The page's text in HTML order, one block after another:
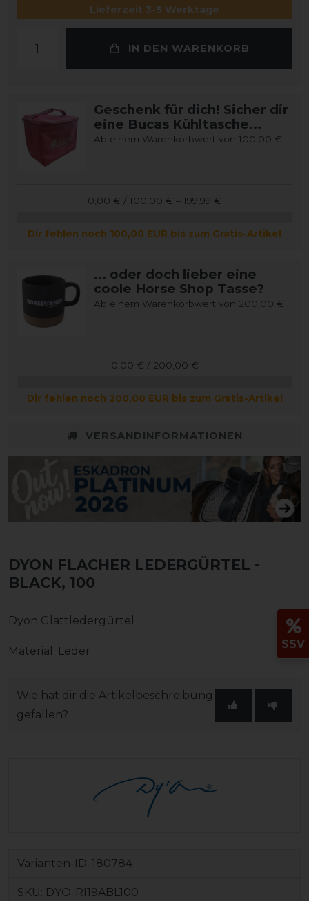
Lieferzeit 3-5 Werktage
IN DEN WARENKORB
Geschenk für dich! Sicher dir
eine Bucas Kühltasche...
Ab einem Warenkorbwert von 100,00 €
0,00 € / 100,00 € – 199,99 €
Dir fehlen noch 100,00 EUR bis zum Gratis-Artikel
... oder doch lieber eine
coole Horse Shop Tasse?
Ab einem Warenkorbwert von 200,00 €
0,00 € / 200,00 €
Dir fehlen noch 200,00 EUR bis zum Gratis-Artikel
VERSANDINFORMATIONEN
DYON FLACHER LEDERGÜRTEL -
BLACK, 100
Dyon Glattledergürtel
Material: Leder
Wie hat dir die Artikelbeschreibung
gefallen?
Varianten-ID: 180784
SKU: DYO-RI19ABL100
SSV